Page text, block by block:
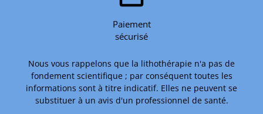
Paiement
sécurisé
Nous vous rappelons que la lithothérapie n'a pas de
fondement scientifique ; par conséquent toutes les
informations sont à titre indicatif. Elles ne peuvent se
substituer à un avis d'un professionnel de santé.